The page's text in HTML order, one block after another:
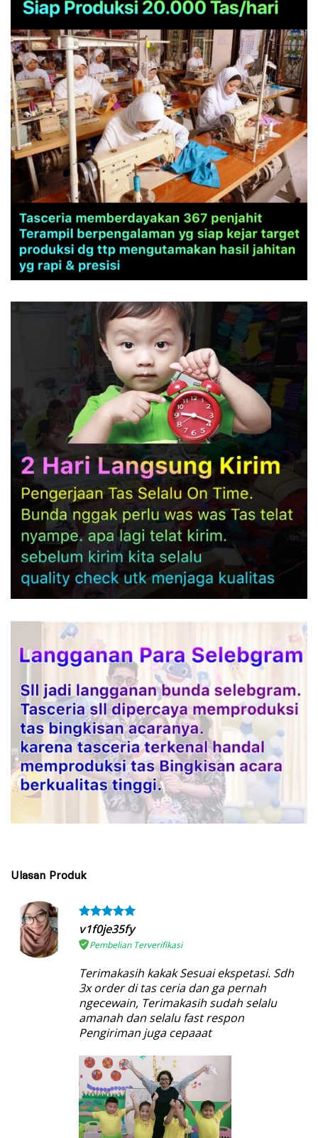
Ulasan Produk
v1f0je35fy
Pembelian Terverifikasi
Terimakasih kakak Sesuai ekspetasi. Sdh
3x order di tas ceria dan ga pernah
ngecewain, Terimakasih sudah selalu
amanah dan selalu fast respon
Pengiriman juga cepaaat